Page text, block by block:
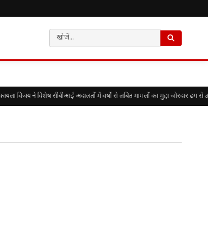
विजय ने विशेष सीबीआई अदालतों में वर्षों से लंबित मामलों का मुद्दा जोरदार ढंग से